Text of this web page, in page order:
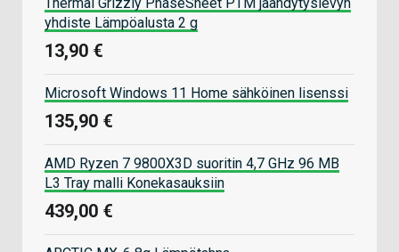
yhdiste Lämpöalusta 2 g
13,90 €
Microsoft Windows 11 Home sähköinen lisenssi
135,90 €
AMD Ryzen 7 9800X3D suoritin 4,7 GHz 96 MB
L3 Tray malli Konekasauksiin
439,00 €